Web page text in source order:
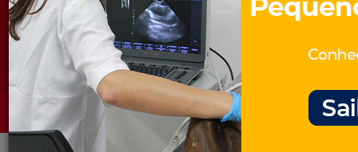
Assine Gratuitamente
Categorias